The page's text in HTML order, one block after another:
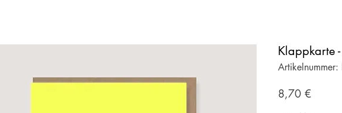
Klappkarte
8,70 €Preis